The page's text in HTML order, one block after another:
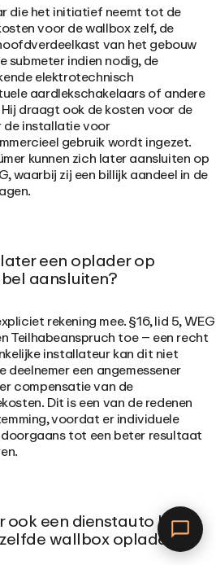
die het initiatief neemt tot de
voor de wallbox zelf, de
van het gebouw
submeter indien nodig, de
elektrotechnisch
aardlekschakelaars of andere
draagt ook de kosten voor de
de installatie voor
gebruik wordt ingezet.
kunnen zich later aansluiten op
waarbij zij een billijk aandeel in de
een oplader op
aansluiten?
rekening mee. §16, lid 5, WEG
Teilhabeanspruch toe – een recht
installateur kan dit niet
deelnemer een angemessener
compensatie van de
Dit is een van de redenen
voordat er individuele
tot een beter resultaat
ook een dienstauto heeft
wallbox opladen?